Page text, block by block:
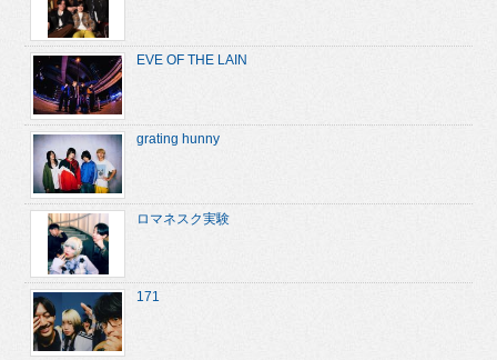
EVE OF THE LAIN
grating hunny
ロマネスク実験
171